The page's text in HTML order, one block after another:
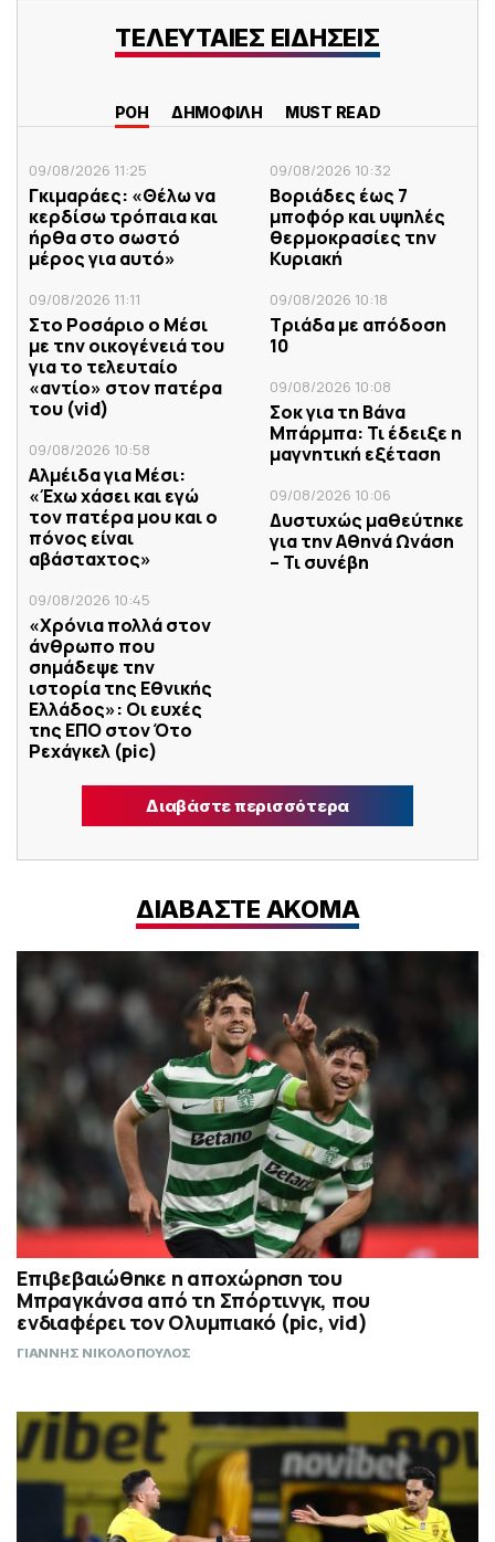
ΤΕΛΕΥΤΑΙΕΣ ΕΙΔΗΣΕΙΣ
ΡΟΗ ΔΗΜΟΦΙΛΗ MUST READ
09/08/2026 11:25
Γκιμαράες: «Θέλω να
κερδίσω τρόπαια και
ήρθα στο σωστό
μέρος για αυτό»
09/08/2026 11:11
Στο Ροσάριο ο Μέσι
με την οικογένειά του
για το τελευταίο
«αντίο» στον πατέρα
του (vid)
09/08/2026 10:58
Αλμέιδα για Μέσι:
«Έχω χάσει και εγώ
τον πατέρα μου και ο
πόνος είναι
αβάσταχτος»
09/08/2026 10:45
«Χρόνια πολλά στον
άνθρωπο που
σημάδεψε την
ιστορία της Εθνικής
Ελλάδος»: Οι ευχές
της ΕΠΟ στον Ότο
Ρεχάγκελ (pic)
09/08/2026 10:32
Βοριάδες έως 7
μποφόρ και υψηλές
θερμοκρασίες την
Κυριακή
09/08/2026 10:18
Τριάδα με απόδοση
10
09/08/2026 10:08
Σoκ για τη Βάνα
Μπάρμπα: Τι έδειξε η
μαγνητική εξέταση
09/08/2026 10:06
Δυστυχώς μαθεύτηκε
για την Αθηνά Ωνάση
– Τι συνέβη
Διαβάστε περισσότερα
ΔΙΑΒΑΣΤΕ ΑΚΟΜΑ
Επιβεβαιώθηκε η αποχώρηση του
Μπραγκάνσα από τη Σπόρτινγκ, που
ενδιαφέρει τον Ολυμπιακό (pic, vid)
ΓΙΑΝΝΗΣ ΝΙΚΟΛΟΠΟΥΛΟΣ